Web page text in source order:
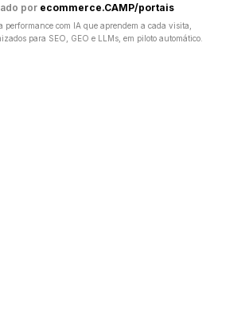
por ecommerce.CAMP/portais
performance com IA que aprendem a cada visita,
para SEO, GEO e LLMs, em piloto automático.